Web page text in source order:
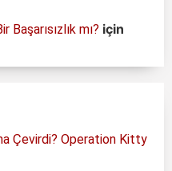
Başarısızlık mı? için
Çevirdi? Operation Kitty